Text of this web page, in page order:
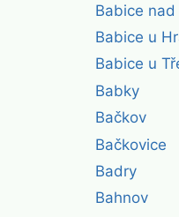
Babice
Babice u
Babice u
Babky
Bačkov
Bačkovice
Badry
Bahnov